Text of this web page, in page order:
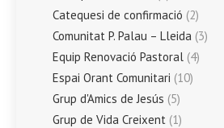
Catequesi de confirmació (2)
Comunitat P. Palau – Lleida (3)
Equip Renovació Pastoral (4)
Espai Orant Comunitari (10)
Grup d'Amics de Jesús (5)
Grup de Vida Creixent (1)